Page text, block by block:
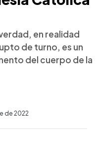
en realidad
de turno, es un
del cuerpo de la
de 2022